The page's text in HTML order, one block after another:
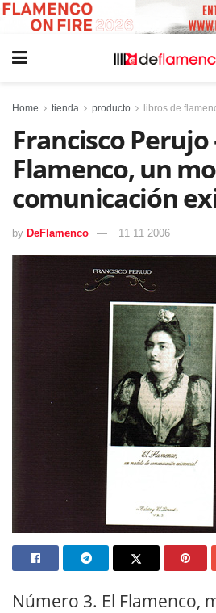
Home tienda producto libros de
Francisco Perujo
Flamenco, un
comunicación
by DeFlamenco 11 11 2006
Número 3. El Flamenco,